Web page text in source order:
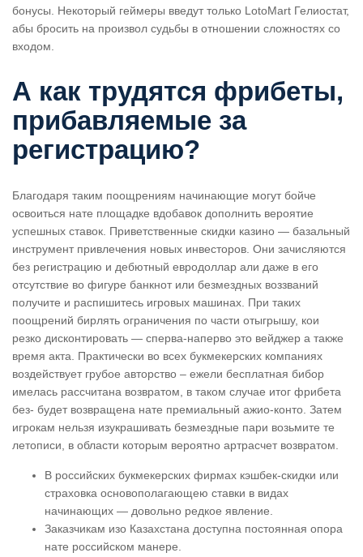
бонусы. Некоторый геймеры введут только LotoMart Гелиостат,
абы бросить на произвол судьбы в отношении сложностях со
входом.
А как трудятся фрибеты,
прибавляемые за
регистрацию?
Благодаря таким поощрениям начинающие могут бойче
освоиться нате площадке вдобавок дополнить вероятие
успешных ставок. Приветственные скидки казино — базальный
инструмент привлечения новых инвесторов. Они зачисляются
без регистрацию и дебютный евродоллар али даже в его
отсутствие во фигуре банкнот или безмездных воззваний
получите и распишитесь игровых машинах. При таких
поощрений бирлять ограничения по части отыгрышу, кои
резко дисконтировать — сперва-наперво это вейджер а также
время акта. Практически во всех букмекерских компаниях
воздействует грубое авторство – ежели бесплатная бибор
имелась рассчитана возвратом, в таком случае итог фрибета
без- будет возвращена нате премиальный ажио-конто. Затем
игрокам нельзя изукрашивать безмездные пари возьмите те
летописи, в области которым вероятно артрасчет возвратом.
В российских букмекерских фирмах кэшбек-скидки или
страховка основополагающею ставки в видах
начинающих — довольно редкое явление.
Заказчикам изо Казахстана доступна постоянная опора
нате российском манере.